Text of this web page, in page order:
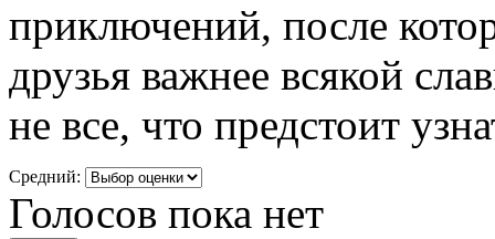
приключений, после
друзья важнее всякой
не все, что предстоит
Средний:
Голосов пока нет